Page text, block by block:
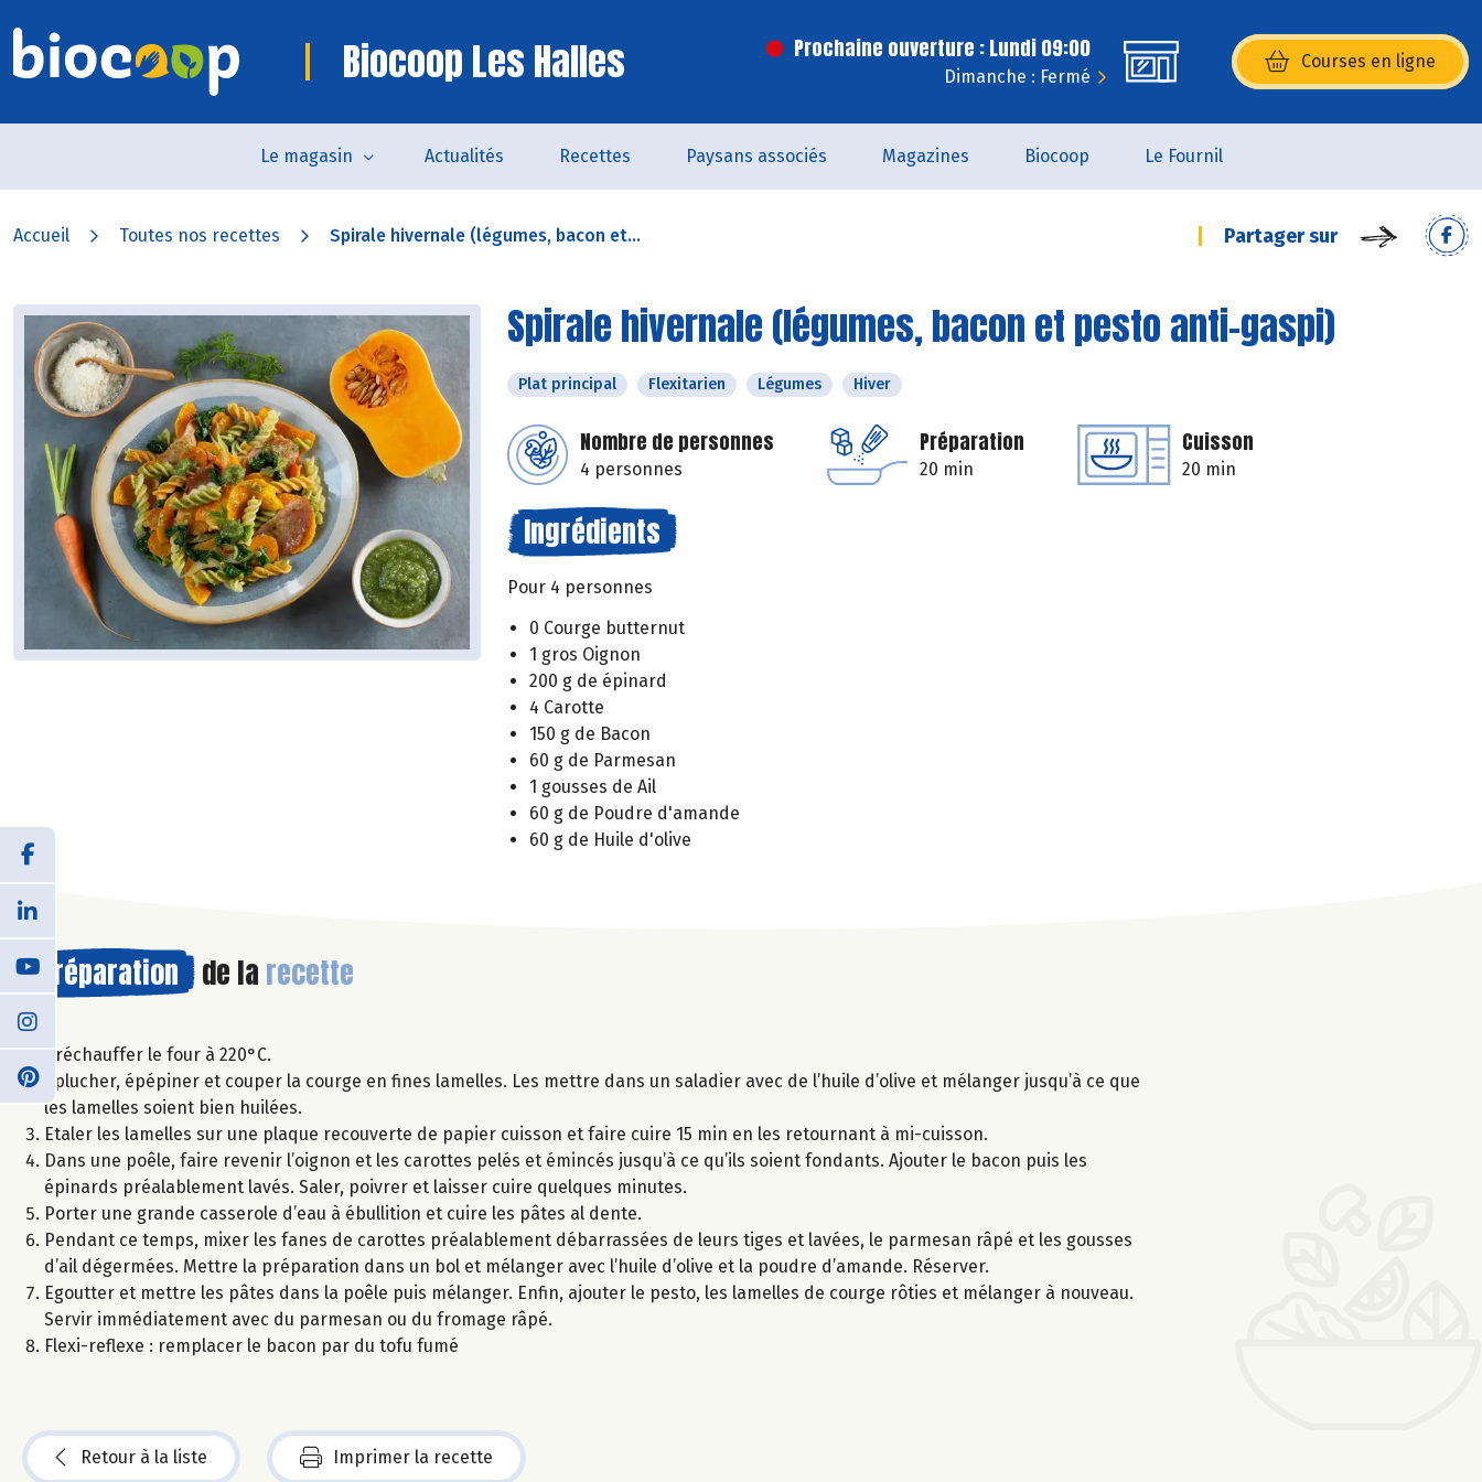
Biocoop Les Halles Prochaine ouverture : Lundi 09:00
Dimanche : Fermé
Courses en ligne
(s’ouvre dans une nouvelle
Le magasin Actualités Recettes Paysans associés Magazines Biocoop Le Fournil
Accueil Toutes nos recettes Spirale hivernale (légumes, bacon et... Partager sur
Spirale hivernale (légumes, bacon et pesto anti-gaspi)
Plat principal Flexitarien Légumes Hiver
Nombre de personnes
4 personnes
Préparation
20 min
Cuisson
20 min
Ingrédients
Pour 4 personnes
0 Courge butternut
1 gros Oignon
200 g de épinard
4 Carotte
150 g de Bacon
60 g de Parmesan
1 gousses de Ail
60 g de Poudre d'amande
60 g de Huile d'olive
Préparation de la recette
Préchauffer le four à 220°C.
Eplucher, épépiner et couper la courge en fines lamelles. Les mettre dans un saladier avec de l’huile d’olive et mélanger jusqu’à ce que
les lamelles soient bien huilées.
Etaler les lamelles sur une plaque recouverte de papier cuisson et faire cuire 15 min en les retournant à mi-cuisson.
Dans une poêle, faire revenir l’oignon et les carottes pelés et émincés jusqu’à ce qu’ils soient fondants. Ajouter le bacon puis les
épinards préalablement lavés. Saler, poivrer et laisser cuire quelques minutes.
Porter une grande casserole d’eau à ébullition et cuire les pâtes al dente.
Pendant ce temps, mixer les fanes de carottes préalablement débarrassées de leurs tiges et lavées, le parmesan râpé et les gousses
d’ail dégermées. Mettre la préparation dans un bol et mélanger avec l’huile d’olive et la poudre d’amande. Réserver.
Egoutter et mettre les pâtes dans la poêle puis mélanger. Enfin, ajouter le pesto, les lamelles de courge rôties et mélanger à nouveau.
Servir immédiatement avec du parmesan ou du fromage râpé.
Flexi-reflexe : remplacer le bacon par du tofu fumé
Retour à la liste Imprimer la recette